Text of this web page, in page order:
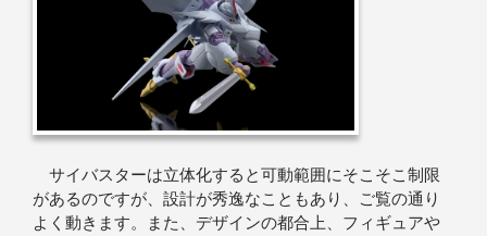
サイバスターは立体化すると可動範囲にそこそこ制限
があるのですが、設計が秀逸なこともあり、ご覧の通り
よく動きます。また、デザインの都合上、フィギュアや